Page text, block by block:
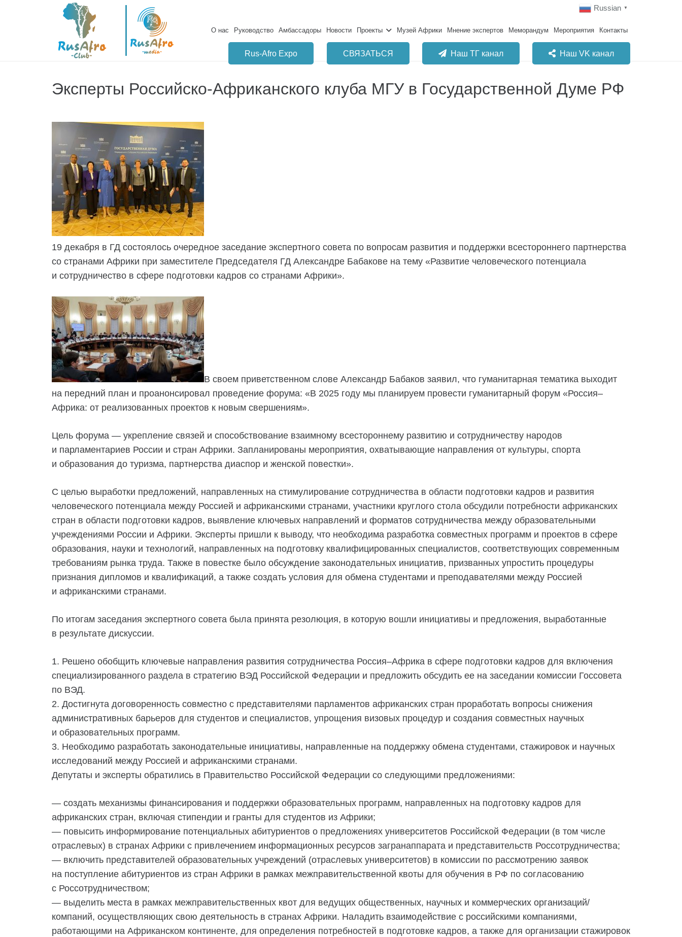
Russian ▼
О нас Руководство Амбассадоры Новости Проекты Музей Африки Мнение экспертов Меморандум Мероприятия Контакты
Rus-Afro Expo СВЯЗАТЬСЯ Наш ТГ канал Наш VK канал
Эксперты Российско-Африканского клуба МГУ в Государственной Думе РФ
19 декабря в ГД состоялось очередное заседание экспертного совета по вопросам развития и поддержки всестороннего партнерства
со странами Африки при заместителе Председателя ГД Александре Бабакове на тему «Развитие человеческого потенциала
и сотрудничество в сфере подготовки кадров со странами Африки».
В своем приветственном слове Александр Бабаков заявил, что гуманитарная тематика выходит
на передний план и проанонсировал проведение форума: «В 2025 году мы планируем провести гуманитарный форум «Россия–
Африка: от реализованных проектов к новым свершениям».
Цель форума — укрепление связей и способствование взаимному всестороннему развитию и сотрудничеству народов
и парламентариев России и стран Африки. Запланированы мероприятия, охватывающие направления от культуры, спорта
и образования до туризма, партнерства диаспор и женской повестки».
С целью выработки предложений, направленных на стимулирование сотрудничества в области подготовки кадров и развития
человеческого потенциала между Россией и африканскими странами, участники круглого стола обсудили потребности африканских
стран в области подготовки кадров, выявление ключевых направлений и форматов сотрудничества между образовательными
учреждениями России и Африки. Эксперты пришли к выводу, что необходима разработка совместных программ и проектов в сфере
образования, науки и технологий, направленных на подготовку квалифицированных специалистов, соответствующих современным
требованиям рынка труда. Также в повестке было обсуждение законодательных инициатив, призванных упростить процедуры
признания дипломов и квалификаций, а также создать условия для обмена студентами и преподавателями между Россией
и африканскими странами.
По итогам заседания экспертного совета была принята резолюция, в которую вошли инициативы и предложения, выработанные
в результате дискуссии.
1. Решено обобщить ключевые направления развития сотрудничества Россия–Африка в сфере подготовки кадров для включения
специализированного раздела в стратегию ВЭД Российской Федерации и предложить обсудить ее на заседании комиссии Госсовета
по ВЭД.
2. Достигнута договоренность совместно с представителями парламентов африканских стран проработать вопросы снижения
административных барьеров для студентов и специалистов, упрощения визовых процедур и создания совместных научных
и образовательных программ.
3. Необходимо разработать законодательные инициативы, направленные на поддержку обмена студентами, стажировок и научных
исследований между Россией и африканскими странами.
Депутаты и эксперты обратились в Правительство Российской Федерации со следующими предложениями:
— создать механизмы финансирования и поддержки образовательных программ, направленных на подготовку кадров для
африканских стран, включая стипендии и гранты для студентов из Африки;
— повысить информирование потенциальных абитуриентов о предложениях университетов Российской Федерации (в том числе
отраслевых) в странах Африки с привлечением информационных ресурсов загранаппарата и представительств Россотрудничества;
— включить представителей образовательных учреждений (отраслевых университетов) в комиссии по рассмотрению заявок
на поступление абитуриентов из стран Африки в рамках межправительственной квоты для обучения в РФ по согласованию
с Россотрудничеством;
— выделить места в рамках межправительственных квот для ведущих общественных, научных и коммерческих организаций/
компаний, осуществляющих свою деятельность в странах Африки. Наладить взаимодействие с российскими компаниями,
работающими на Африканском континенте, для определения потребностей в подготовке кадров, а также для организации стажировок